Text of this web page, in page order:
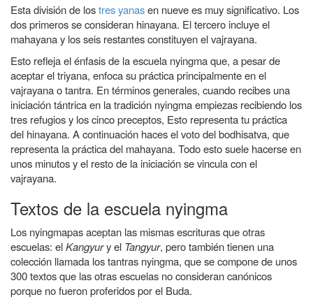
Esta división de lostres yanasen nueve es muy significativo. Los
dos primeros se consideran hinayana. El tercero incluye el
mahayana y los seis restantes constituyen el vajrayana.
Esto refleja el énfasis de la escuela nyingma que, a pesar de
aceptar el triyana, enfoca su práctica principalmente en el
vajrayana o tantra. En términos generales, cuando recibes una
iniciación tántrica en la tradición nyingma empiezas recibiendo los
tres refugios y los cinco preceptos, Esto representa tu práctica
del hinayana. A continuación haces el voto del bodhisatva, que
representa la práctica del mahayana. Todo esto suele hacerse en
unos minutos y el resto de la iniciación se vincula con el
vajrayana.
Textos de la escuela nyingma
Los nyingmapas aceptan las mismas escrituras que otras
escuelas: elKangyury el Tangyur, pero también tienen una
colección llamada los tantras nyingma, que se compone de unos
300 textosque las otras escuelas no consideran canónicos
porque no fueron proferidos por el Buda.